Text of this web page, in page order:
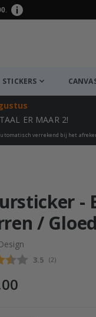
.
STICKERS
ER MAAR 2!
verrekend bij het
-
/
Gemiddelde
3.5 (aantal
2)